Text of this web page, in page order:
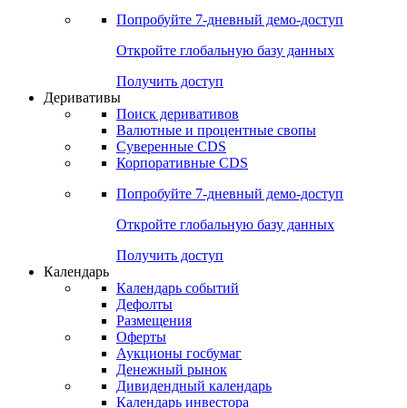
Сравнение ETF & Funds
Поиск Mutual Funds
Попробуйте7-дневный
Откройте глобальную базу данных
Получить доступ
Деривативы
Валютные и процентные свопы
Корпоративные CDS
Попробуйте7-дневный
Откройте глобальную базу данных
Получить доступ
Календарь
Календарь событий
Дефолты
Размещения
Оферты